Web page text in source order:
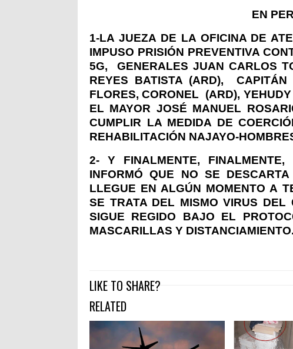
EN
1-LA JUEZA DE LA OFICINA DE
IMPUSO PRISIÓN PREVENTIVA
5G,
GENERALES JUAN CARLOS
REYES BATISTA (ARD),
FLORES, CORONEL
(ARD),
EL MAYOR JOSÉ MANUEL
CUMPLIR LA MEDIDA DE
REHABILITACIÓN NAJAYO-
2- Y FINALMENTE,
INFORMÓ QUE NO SE
LLEGUE EN ALGÚN MOMENTO A
SE TRATA DEL MISMO VIRUS DEL
SIGUE REGIDO BAJO EL
MASCARILLAS Y DISTANCIAMIENTO.
LIKE TO SHARE?
RELATED